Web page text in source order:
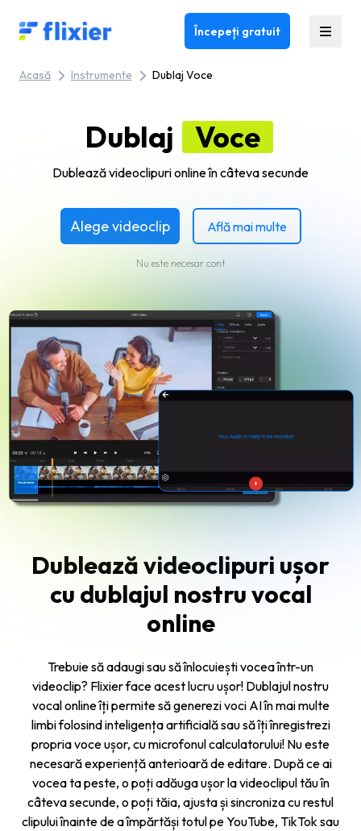
Flixier logo - Home Începeți gratuit
Acasă Instrumente Dublaj Voce
Dublaj Voce
Dublează videoclipuri online în câteva secunde
Alege videoclip Află mai multe
Nu este necesar cont
Dublează videoclipuri ușor
cu dublajul nostru vocal
online
Trebuie să adaugi sau să înlocuiești vocea într-un
videoclip? Flixier face acest lucru ușor! Dublajul nostru
vocal online îți permite să generezi voci AI în mai multe
limbi folosind inteligența artificială sau să îți înregistrezi
propria voce ușor, cu microfonul calculatorului! Nu este
necesară experiență anterioară de editare. După ce ai
vocea ta peste, o poți adăuga ușor la videoclipul tău în
câteva secunde, o poți tăia, ajusta și sincroniza cu restul
clipului înainte de a împărtăși totul pe YouTube, TikTok sau